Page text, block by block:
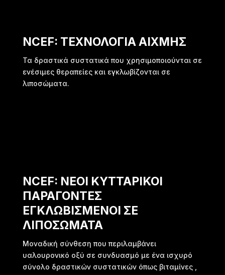
NCEF: ΤΕΧΝΟΛΟΓΙΑ ΑΙΧΜΗΣ
Τα δραστικά συστατικά που χρησιμοποιούνται σε
ενέσιμες θεραπείες και εγκλωβίζονται σε
λιποσώματα.
NCEF: ΝΕΟΙ ΚΥΤΤΑΡΙΚΟΙ
ΠΑΡΑΓΟΝΤΕΣ
ΕΓΚΛΩΒΙΣΜΕΝΟΙ ΣΕ
ΛΙΠΟΣΩΜΑΤΑ
Μοναδική σύνθεση που περιλαμβάνει
υαλουρονικό οξύ σε συνδυασμό με ένα ισχυρό
σύνολο δραστικών συστατικών όπως βιταμίνες ,